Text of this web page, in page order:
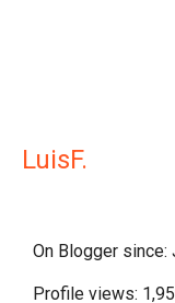
LuisF.
On Blogger since:
Profile views: